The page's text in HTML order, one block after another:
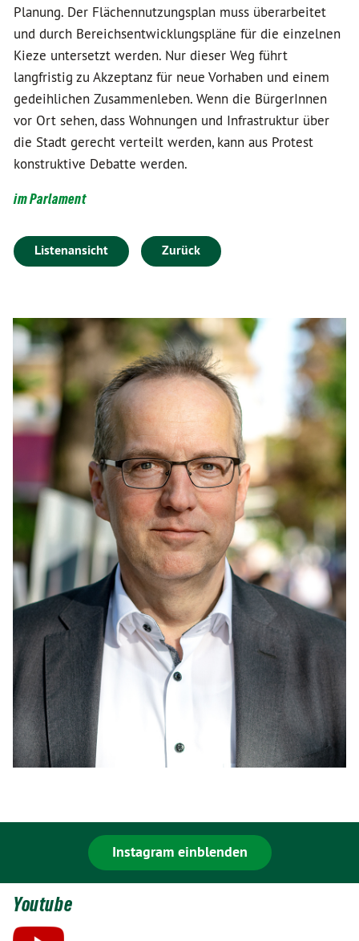
Planung. Der Flächennutzungsplan muss überarbeitet
und durch Bereichsentwicklungspläne für die einzelnen
Kieze untersetzt werden. Nur dieser Weg führt
langfristig zu Akzeptanz für neue Vorhaben und einem
gedeihlichen Zusammenleben. Wenn die BürgerInnen
vor Ort sehen, dass Wohnungen und Infrastruktur über
die Stadt gerecht verteilt werden, kann aus Protest
konstruktive Debatte werden.
im Parlament
Listenansicht Zurück
Instagram einblenden
Youtube